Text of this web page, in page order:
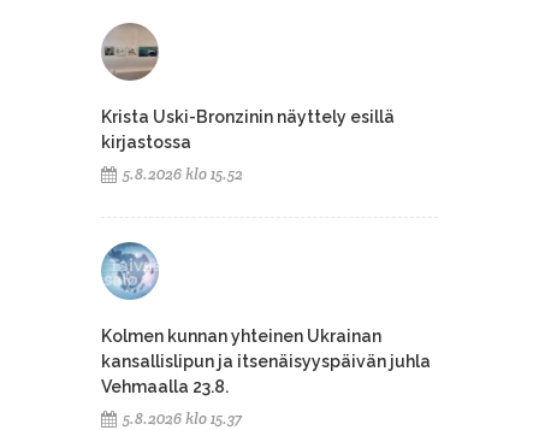
Krista Uski-Bronzinin näyttely esillä
kirjastossa
5.8.2026 klo 15.52
Kolmen kunnan yhteinen Ukrainan
kansallislipun ja itsenäisyyspäivän juhla
Vehmaalla 23.8.
5.8.2026 klo 15.37